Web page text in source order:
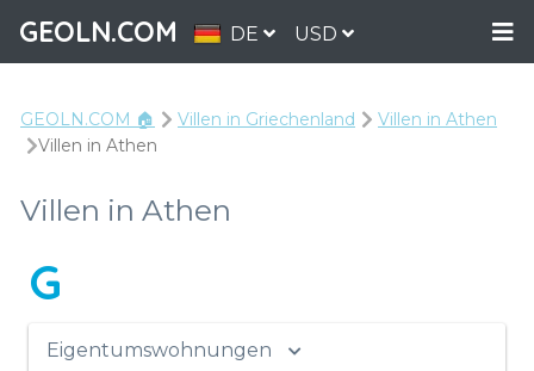
GEOLN.COM DE USD
GEOLN.COM 🏠 Villen in Griechenland
Villen in Athen
Villen in Athen
Villen in Athen
G
Eigentumswohnungen